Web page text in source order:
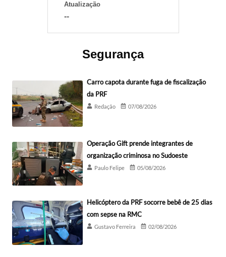
Atualização
--
Segurança
Carro capota durante fuga de fiscalização
da PRF
Redação 07/08/2026
Operação Gift prende integrantes de
organização criminosa no Sudoeste
Paulo Felipe 05/08/2026
Helicóptero da PRF socorre bebê de 25 dias
com sepse na RMC
Gustavo Ferreira 02/08/2026